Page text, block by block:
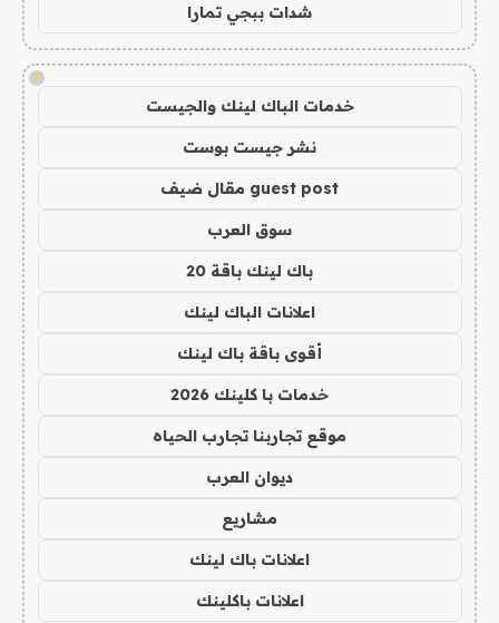
شدات ببجي تمارا
!
خدمات الباك لينك والجيست
نشر جيست بوست
guest post مقال ضيف
سوق العرب
باك لينك باقة 20
اعلانات الباك لينك
أقوى باقة باك لينك
خدمات با كلينك 2026
موقع تجاربنا تجارب الحياه
ديوان العرب
مشاريع
اعلانات باك لينك
اعلانات باكلينك